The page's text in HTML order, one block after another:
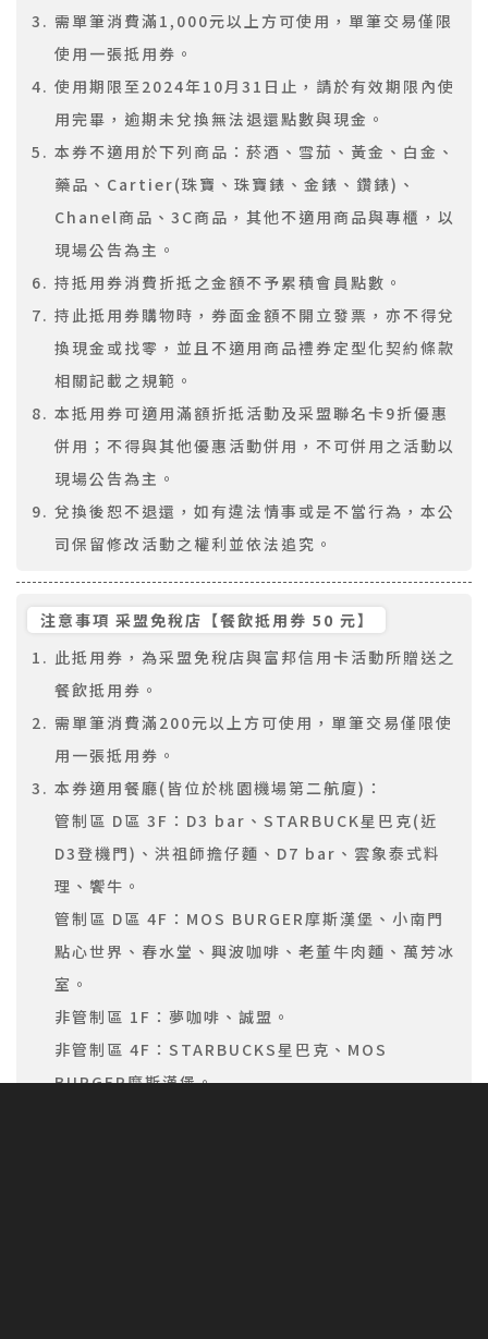
需單筆消費滿1,000元以上方可使用，單筆交易僅限
使用一張抵用券。
使用期限至2024年10月31日止，請於有效期限內使
用完畢，逾期未兌換無法退還點數與現金。
本券不適用於下列商品：菸酒、雪茄、黃金、白金、
藥品、Cartier(珠寶、珠寶錶、金錶、鑽錶)、
Chanel商品、3C商品，其他不適用商品與專櫃，以
現場公告為主。
持抵用券消費折抵之金額不予累積會員點數。
持此抵用券購物時，券面金額不開立發票，亦不得兌
換現金或找零，並且不適用商品禮券定型化契約條款
相關記載之規範。
本抵用券可適用滿額折抵活動及采盟聯名卡9折優惠
併用；不得與其他優惠活動併用，不可併用之活動以
現場公告為主。
兌換後恕不退還，如有違法情事或是不當行為，本公
司保留修改活動之權利並依法追究。
注意事項 采盟免稅店【餐飲抵用券 50 元】
此抵用券，為采盟免稅店與富邦信用卡活動所贈送之
餐飲抵用券。
需單筆消費滿200元以上方可使用，單筆交易僅限使
用一張抵用券。
本券適用餐廳(皆位於桃園機場第二航廈)：
管制區 D區 3F：D3 bar、STARBUCK星巴克(近
D3登機門)、洪祖師擔仔麵、D7 bar、雲象泰式料
理、饗牛。
管制區 D區 4F：MOS BURGER摩斯漢堡、小南門
點心世界、春水堂、興波咖啡、老董牛肉麵、萬芳冰
室。
非管制區 1F：夢咖啡、誠盟。
非管制區 4F：STARBUCKS星巴克、MOS
BURGER摩斯漢堡。